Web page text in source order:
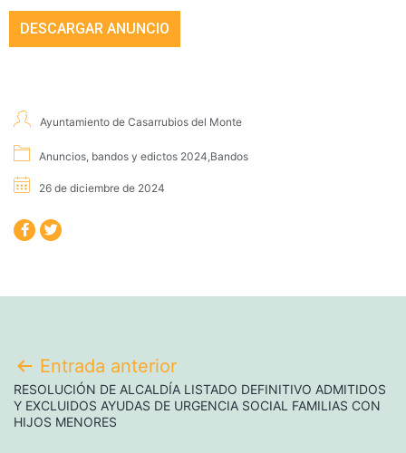
DESCARGAR ANUNCIO
Ayuntamiento de Casarrubios del Monte
Anuncios, bandos y edictos 2024,Bandos
26 de diciembre de 2024
Entrada anterior
RESOLUCIÓN DE ALCALDÍA LISTADO DEFINITIVO ADMITIDOS
Y EXCLUIDOS AYUDAS DE URGENCIA SOCIAL FAMILIAS CON
HIJOS MENORES